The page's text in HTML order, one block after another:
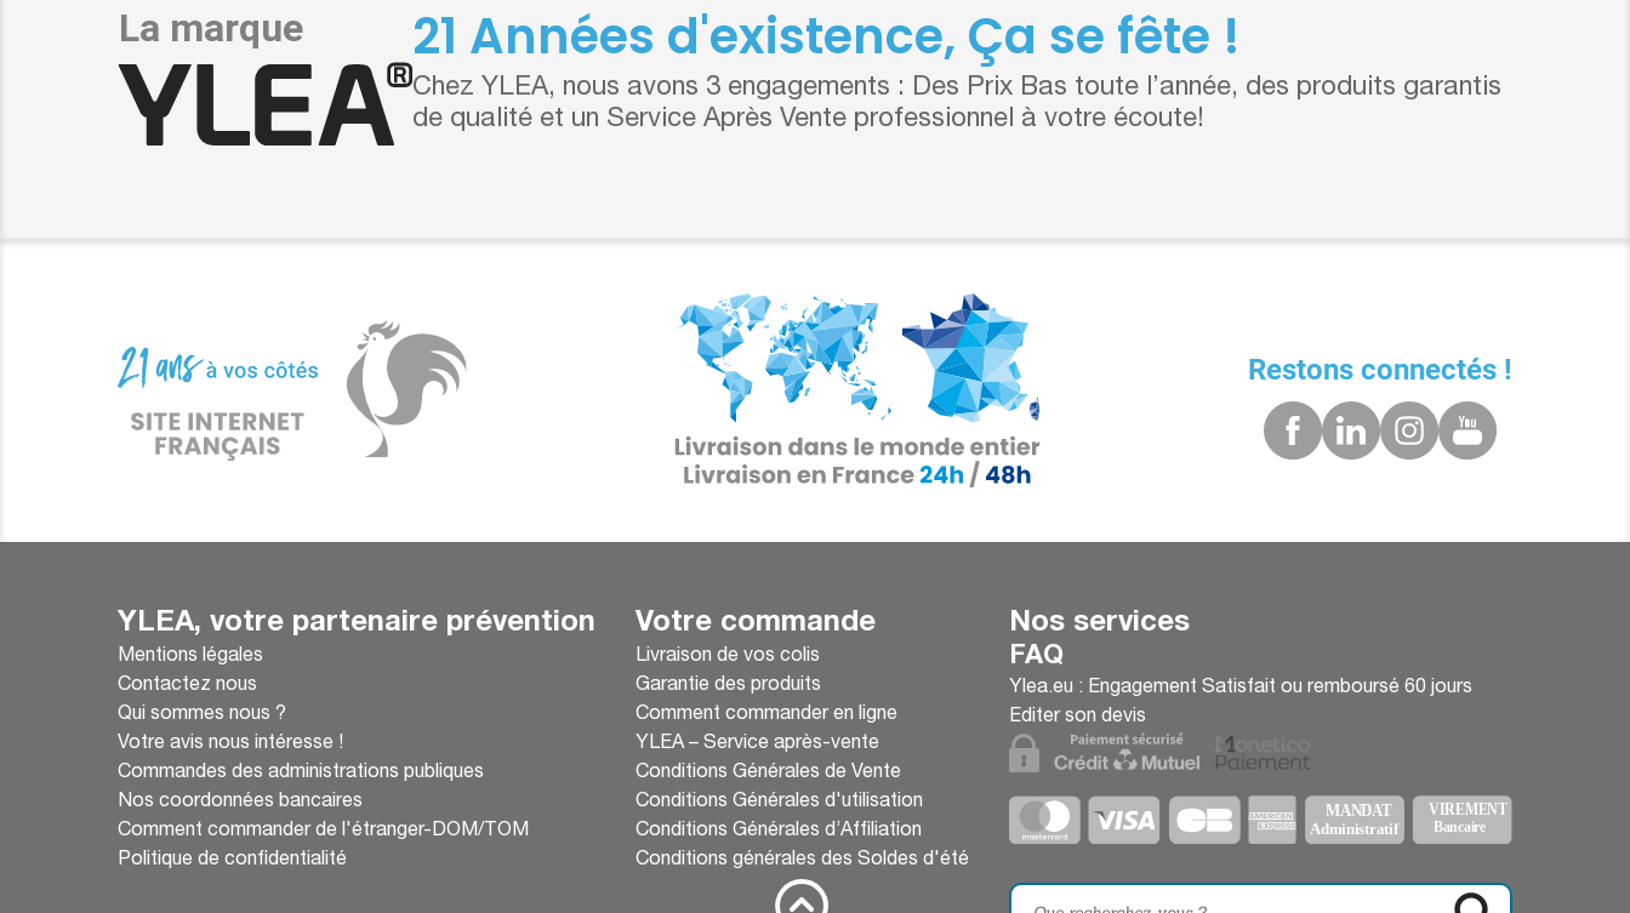
21 Années d'existence, Ça se fête !
Chez YLEA, nous avons 3 engagements : Des Prix Bas toute l’année, des produits garantis
de qualité et un Service Après Vente professionnel à votre écoute!
Restons connectés !
YLEA, votre partenaire prévention
Mentions légales
Contactez nous
Qui sommes nous ?
Votre avis nous intéresse !
Commandes des administrations publiques
Nos coordonnées bancaires
Comment commander de l'étranger-DOM/TOM
Politique de confidentialité
Votre commande
Livraison de vos colis
Garantie des produits
Comment commander en ligne
YLEA – Service après-vente
Conditions Générales de Vente
Conditions Générales d'utilisation
Conditions Générales d’Affiliation
Conditions générales des Soldes d'été
Nos services
FAQ
Ylea.eu : Engagement Satisfait ou remboursé 60 jours
Editer son devis